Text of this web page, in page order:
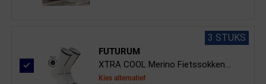
3 STUKS
FUTURUM
XTRA COOL Merino Fietssokken...
Kies alternatief